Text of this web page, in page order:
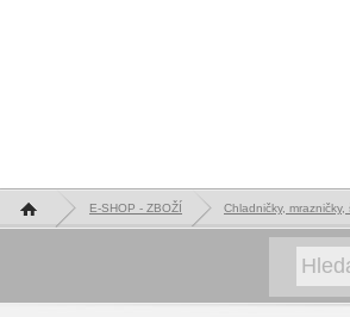
Hlavní stránka E-SHOP - ZBOŽÍ Chladničky,